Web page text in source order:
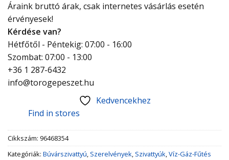
Áraink bruttó árak, csak internetes vásárlás esetén
érvényesek!
Kérdése van?
Hétfőtől - Péntekig: 07:00 - 16:00
Szombat: 07:00 - 13:00
+36 1 287-6432
info@torogepeszet.hu
Kedvencekhez
Find in stores
Cikkszám: 96468354
Kategóriák: Búvárszivattyú, Szerelvények, Szivattyúk,Víz-Gáz-Fűtés